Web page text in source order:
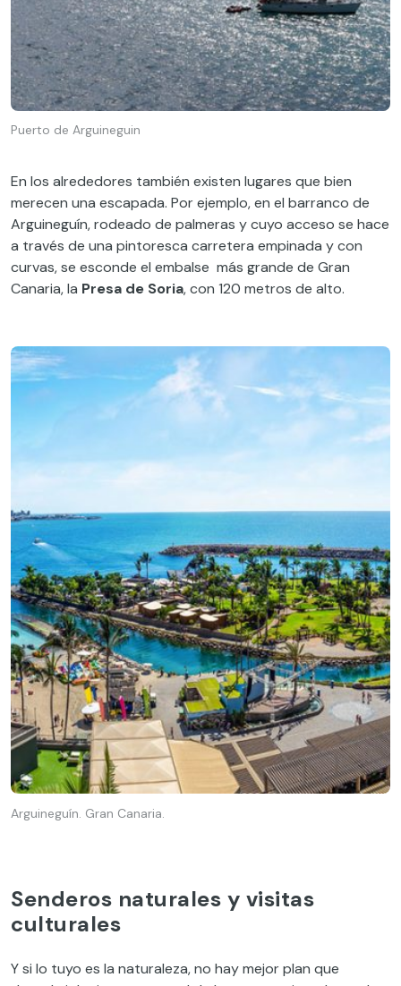
Puerto de Arguineguin
En los alrededores también existen lugares que bien
merecen una escapada. Por ejemplo, en el barranco de
Arguineguín, rodeado de palmeras y cuyo acceso se hace
a través de una pintoresca carretera empinada y con
curvas, se esconde el embalse más grande de Gran
Canaria, la Presa de Soria, con 120 metros de alto.
Arguineguín. Gran Canaria.
Senderos naturales y visitas
culturales
Y si lo tuyo es la naturaleza, no hay mejor plan que